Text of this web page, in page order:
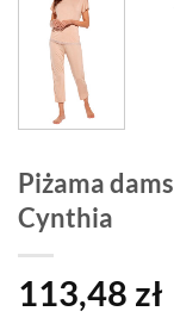
Piżama
Cynthia
113,48 zł